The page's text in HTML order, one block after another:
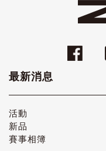
最新消息
活動
新品
賽事相簿